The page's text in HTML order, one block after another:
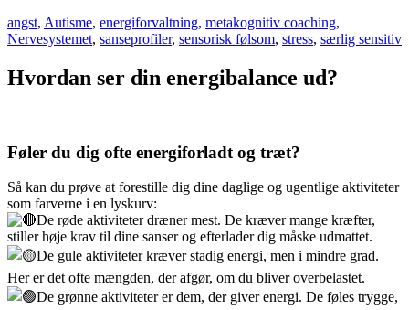
angst, Autisme, energiforvaltning, metakognitiv coaching,
Nervesystemet, sanseprofiler, sensorisk følsom, stress, særlig sensitiv
Hvordan ser din energibalance ud?
Føler du dig ofte energiforladt og træt?
Så kan du prøve at forestille dig dine daglige og ugentlige aktiviteter
som farverne i en lyskurv:
De røde aktiviteter dræner mest. De kræver mange kræfter,
stiller høje krav til dine sanser og efterlader dig måske udmattet.
De gule aktiviteter kræver stadig energi, men i mindre grad.
Her er det ofte mængden, der afgør, om du bliver overbelastet.
De grønne aktiviteter er dem, der giver energi. De føles trygge,